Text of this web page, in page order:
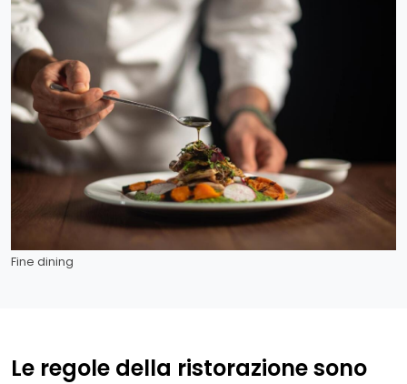
Fine dining
Le regole della ristorazione sono